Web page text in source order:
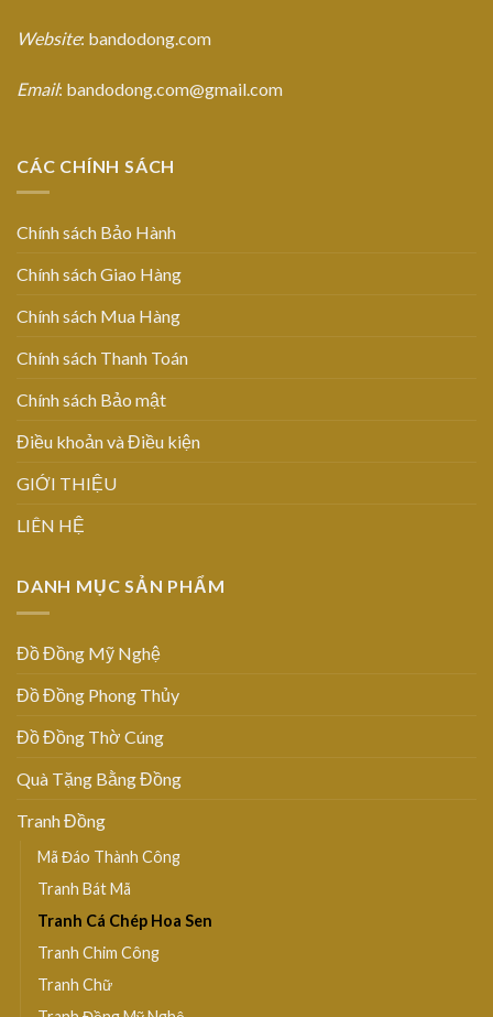
Website: bandodong.com
Email: bandodong.com@gmail.com
CÁC CHÍNH SÁCH
Chính sách Bảo Hành
Chính sách Giao Hàng
Chính sách Mua Hàng
Chính sách Thanh Toán
Chính sách Bảo mật
Điều khoản và Điều kiện
GIỚI THIỆU
LIÊN HỆ
DANH MỤC SẢN PHẨM
Đồ Đồng Mỹ Nghệ
Đồ Đồng Phong Thủy
Đồ Đồng Thờ Cúng
Quà Tặng Bằng Đồng
Tranh Đồng
Mã Đáo Thành Công
Tranh Bát Mã
Tranh Cá Chép Hoa Sen
Tranh Chim Công
Tranh Chữ